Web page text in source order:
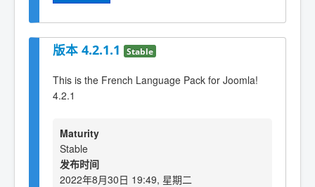
版本 4.2.1.1 Stable
This is the French Language Pack for Joomla!
4.2.1
Maturity
Stable
发布时间
2022年8月30日 19:49, 星期二